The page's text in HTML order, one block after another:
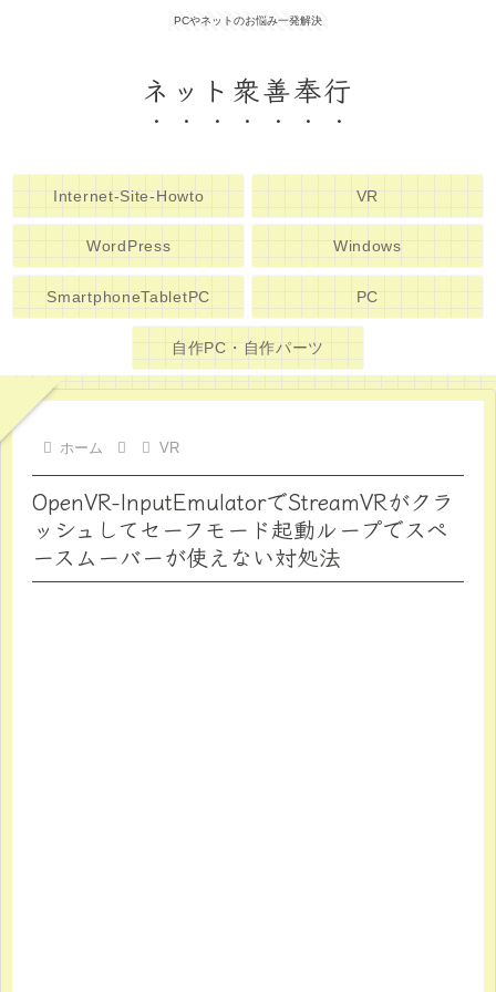
PCやネットのお悩み一発解決
ネット衆善奉行
Internet-Site-Howto VR
WordPress Windows
SmartphoneTabletPC PC
自作PC・自作パーツ
ホーム VR
OpenVR-InputEmulatorでStreamVRがクラ
ッシュしてセーフモード起動ループでスペ
ースムーバーが使えない対処法